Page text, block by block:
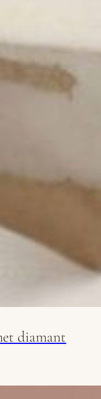
diamant